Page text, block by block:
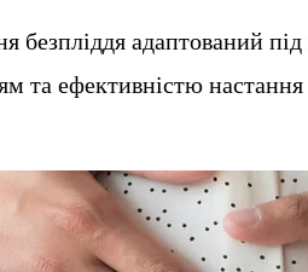
безпліддя адаптований
та ефективністю настання